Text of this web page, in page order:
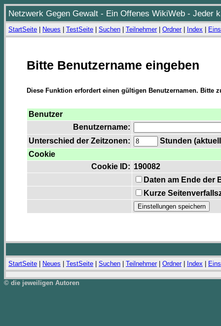
Netzwerk Gegen Gewalt - Ein Offenes WikiWeb - Jeder
StartSeite Neues TestSeite Suchen Teilnehmer| Ordner| Index
Bitte Benutzername eingeben
Diese Funktion erfordert einen gültigen Benutzernamen. Bitte
Benutzer
Benutzername:
Unterschied der Zeitzonen:
Stunden
Cookie
Cookie ID: 190082
Daten am Ende der
Kurze
StartSeite Neues TestSeite Suchen Teilnehmer| Ordner| Index
© die jeweiligen Autoren